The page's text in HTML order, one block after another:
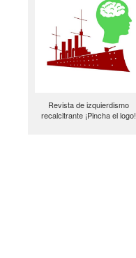
Revista de izquierdismo
recalcitrante ¡Pincha el logo!